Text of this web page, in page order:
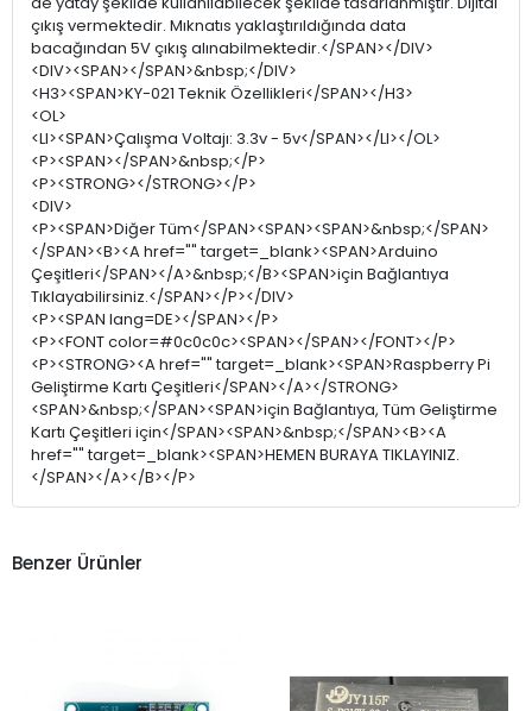
çıkış vermektedir. Mıknatıs yaklaştırıldığında data
bacağından 5V çıkış alınabilmektedir.</SPAN></DIV>
<DIV><SPAN></SPAN>&nbsp;</DIV>
<H3><SPAN>KY-021 Teknik Özellikleri</SPAN></H3>
<OL>
<LI><SPAN>Çalışma Voltajı: 3.3v - 5v</SPAN></LI></OL>
<P><SPAN></SPAN>&nbsp;</P>
<P><STRONG></STRONG></P>
<DIV>
<P><SPAN>Diğer Tüm</SPAN><SPAN><SPAN>&nbsp;</SPAN>
</SPAN><B><A href="" target=_blank><SPAN>Arduino
Çeşitleri</SPAN></A>&nbsp;</B><SPAN>için Bağlantıya
Tıklayabilirsiniz.</SPAN></P></DIV>
<P><SPAN lang=DE></SPAN></P>
<P><FONT color=#0c0c0c><SPAN></SPAN></FONT></P>
<P><STRONG><A href="" target=_blank><SPAN>Raspberry Pi
Geliştirme Kartı Çeşitleri</SPAN></A></STRONG>
<SPAN>&nbsp;</SPAN><SPAN>için Bağlantıya, Tüm Geliştirme
Kartı Çeşitleri için</SPAN><SPAN>&nbsp;</SPAN><B><A
href="" target=_blank><SPAN>HEMEN BURAYA TIKLAYINIZ.
</SPAN></A></B></P>
Benzer Ürünler